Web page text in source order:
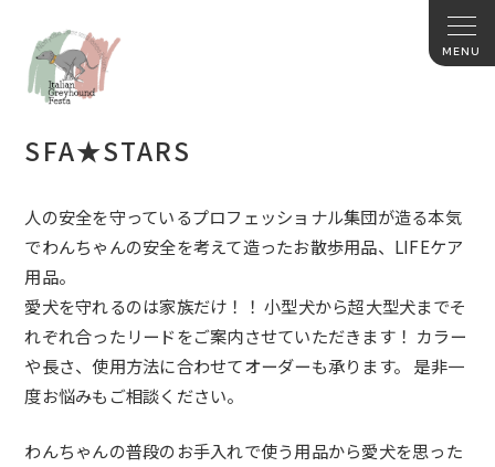
SFA★STARS
人の安全を守っているプロフェッショナル集団が造る本気
でわんちゃんの安全を考えて造ったお散歩用品、LIFEケア
用品。
愛犬を守れるのは家族だけ！！ 小型犬から超大型犬までそ
れぞれ合ったリードをご案内させていただきます！ カラー
や長さ、使用方法に合わせてオーダーも承ります。 是非一
度お悩みもご相談ください。
わんちゃんの普段のお手入れで使う用品から愛犬を思った